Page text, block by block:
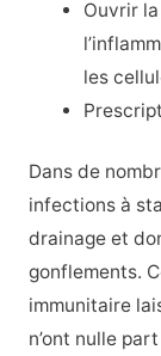
Ouvrir
les
Dans de
infections à
drainage et
gonflements.
immunitaire
n’ont nulle